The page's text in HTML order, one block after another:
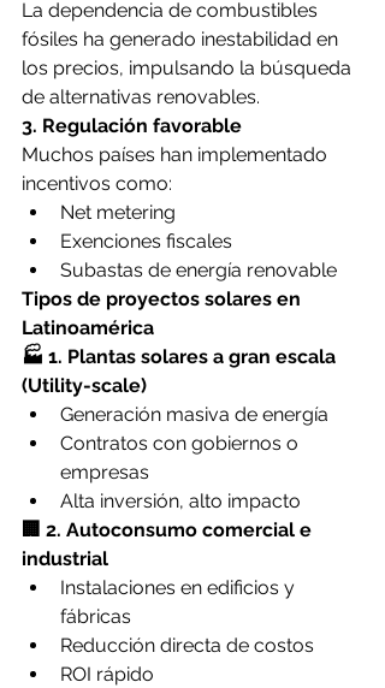
La dependencia de combustibles
fósiles ha generado inestabilidad en
los precios, impulsando la búsqueda
de alternativas renovables.
3. Regulación favorable
Muchos países han implementado
incentivos como:
Net metering
Exenciones fiscales
Subastas de energía renovable
Tipos de proyectos solares en
Latinoamérica
🏭 1. Plantas solares a gran escala
(Utility-scale)
Generación masiva de energía
Contratos con gobiernos o
empresas
Alta inversión, alto impacto
🏢 2. Autoconsumo comercial e
industrial
Instalaciones en edificios y
fábricas
Reducción directa de costos
ROI rápido